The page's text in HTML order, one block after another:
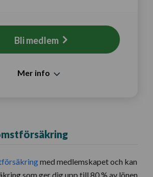
Mer info
Bli medlem
med medlemskapet och kan
som ger dig upp till 80 % av lönen